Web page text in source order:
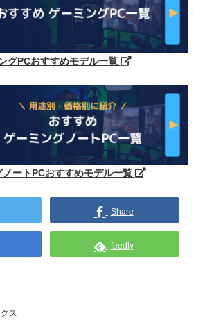
グPCおすすめモデル一覧
ートPCおすすめモデル一覧
Share
feedly
ス